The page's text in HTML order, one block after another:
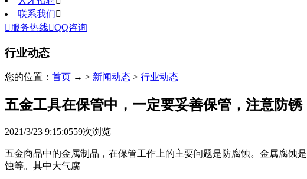
联系我们
 服务热线QQ咨询
行业动态
您的位置： 首页 → > 新闻动态 > 行业动态
五金工具在保管中，一定要妥善保管，注意防锈
2021/3/23 9:15:0559次浏览
五金商品中的金属制品，在保管工作上的主要问题是防腐蚀。金属腐蚀
蚀等。其中大气腐